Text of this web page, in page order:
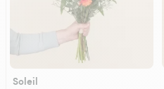
Soleil